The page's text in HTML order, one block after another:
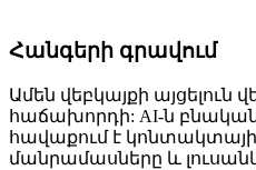
Հանգերի գրավում
Ամեն վեբկայքի այցելուն
հաճախորդի: AI-ն բնական
հավաքում է
մանրամասները և